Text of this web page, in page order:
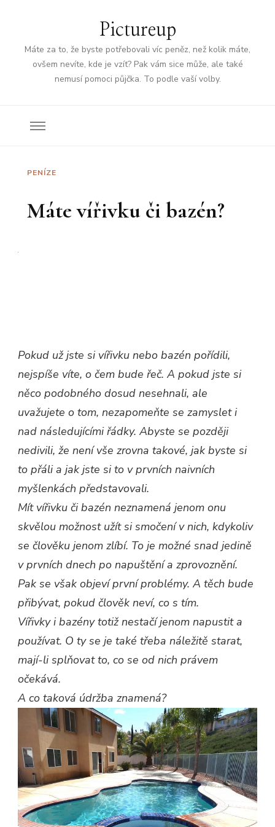
Pictureup
Máte za to, že byste potřebovali víc peněz, než kolik máte,
ovšem nevíte, kde je vzít? Pak vám sice může, ale také
nemusí pomoci půjčka. To podle vaší volby.
PENÍZE
Máte vířivku či bazén?
Pokud už jste si vířivku nebo bazén pořídili,
nejspíše víte, o čem bude řeč. A pokud jste si
něco podobného dosud nesehnali, ale
uvažujete o tom, nezapomeňte se zamyslet i
nad následujícími řádky. Abyste se později
nedivili, že není vše zrovna takové, jak byste si
to přáli a jak jste si to v prvních naivních
myšlenkách představovali.
Mít vířivku či bazén neznamená jenom onu
skvělou možnost užít si smočení v nich, kdykoliv
se člověku jenom zlíbí. To je možné snad jedině
v prvních dnech po napuštění a zprovoznění.
Pak se však objeví první problémy. A těch bude
přibývat, pokud člověk neví, co s tím.
Vířivky i bazény totiž nestačí jenom napustit a
používat. O ty se je také třeba náležitě starat,
mají-li splňovat to, co se od nich právem
očekává.
A co taková údržba znamená?